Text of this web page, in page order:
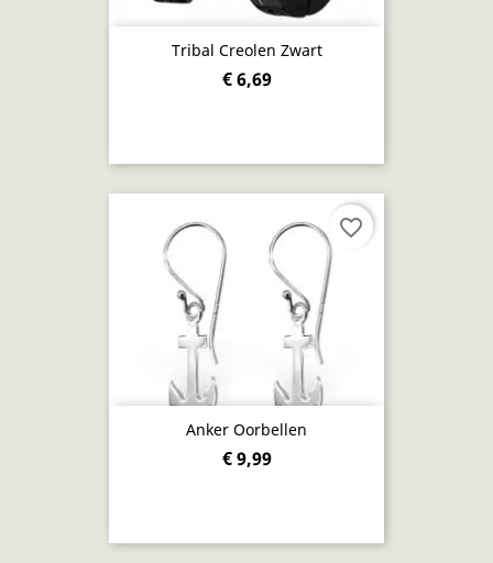
Tribal Creolen Zwart
€ 6,69
Anker Oorbellen
€ 9,99
favorite_border